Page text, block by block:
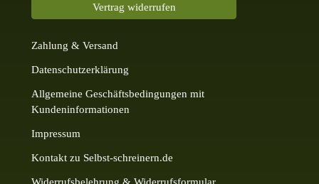
Vertrag widerrufen
Zahlung & Versand
Datenschutzerklärung
Allgemeine Geschäftsbedingungen mit
Kundeninformationen
Impressum
Kontakt zu Selbst-schreinern.de
Widerrufsbelehrung & Widerrufsformular